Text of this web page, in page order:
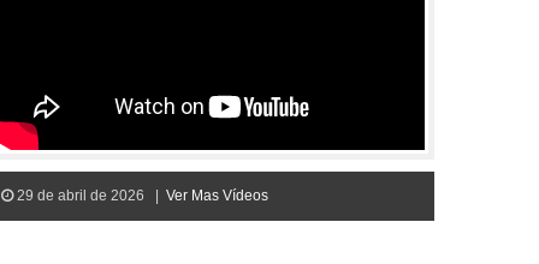
29 de abril de 2026 | Ver Mas Vídeos